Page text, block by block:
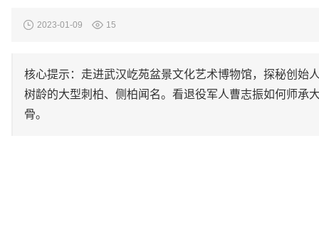
2023-01-09 15
核心提示：走进武汉屹苑盆景文化艺术博物馆，探秘创始
树龄的大型刺柏、侧柏闻名。看退役军人曹志振如何师承
骨。